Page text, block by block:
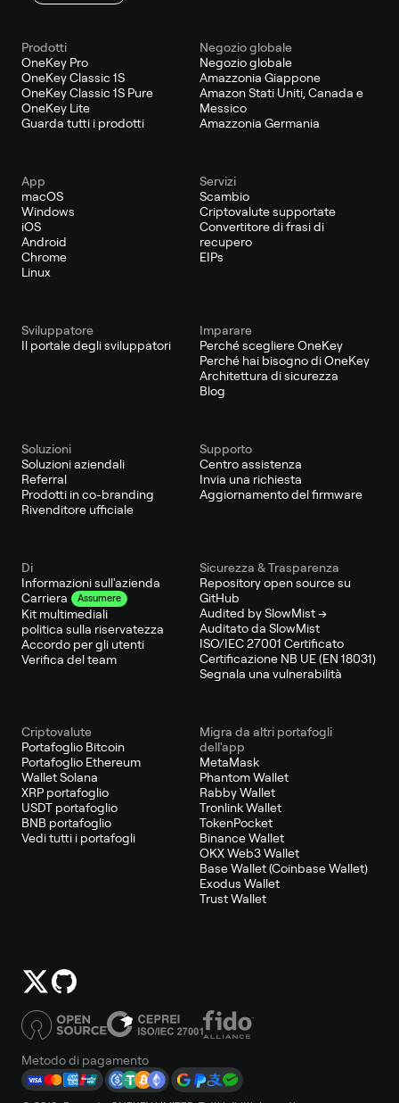
Prodotti
OneKey Pro
OneKey Classic 1S
OneKey Classic 1S Pure
OneKey Lite
Guarda tutti i prodotti
Negozio globale
Negozio globale
Amazzonia Giappone
Amazon Stati Uniti, Canada e
Messico
Amazzonia Germania
App
macOS
Windows
iOS
Android
Chrome
Linux
Servizi
Scambio
Criptovalute supportate
Convertitore di frasi di
recupero
EIPs
Sviluppatore
Il portale degli sviluppatori
Imparare
Perché scegliere OneKey
Perché hai bisogno di OneKey
Architettura di sicurezza
Blog
Soluzioni
Soluzioni aziendali
Referral
Prodotti in co-branding
Rivenditore ufficiale
Supporto
Centro assistenza
Invia una richiesta
Aggiornamento del firmware
Di
Informazioni sull'azienda
Carriera
Assumere
Kit multimediali
politica sulla riservatezza
Accordo per gli utenti
Verifica del team
Sicurezza & Trasparenza
Repository open source su
GitHub
Audited by SlowMist →
Auditato da SlowMist
ISO/IEC 27001 Certificato
Certificazione NB UE (EN 18031)
Segnala una vulnerabilità
Criptovalute
Portafoglio Bitcoin
Portafoglio Ethereum
Wallet Solana
XRP portafoglio
USDT portafoglio
BNB portafoglio
Vedi tutti i portafogli
Migra da altri portafogli
dell'app
MetaMask
Phantom Wallet
Rabby Wallet
Tronlink Wallet
TokenPocket
Binance Wallet
OKX Web3 Wallet
Base Wallet (Coinbase Wallet)
Exodus Wallet
Trust Wallet
Metodo di pagamento